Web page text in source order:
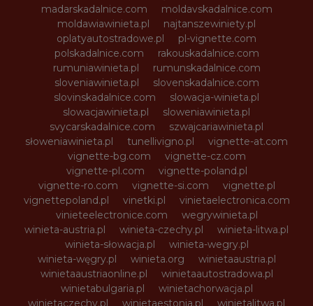
madarskadalnice.com
moldavskadalnice.com
moldawiawinieta.pl
najtanszewiniety.pl
oplatyautostradowe.pl
pl-vignette.com
polskadalnice.com
rakouskadalnice.com
rumuniawinieta.pl
rumunskadalnice.com
sloveniawinieta.pl
slovenskadalnice.com
slovinskadalnice.com
slowacja-winieta.pl
slowacjawinieta.pl
sloweniawinieta.pl
svycarskadalnice.com
szwajcariawinieta.pl
słoweniawinieta.pl
tunellivigno.pl
vignette-at.com
vignette-bg.com
vignette-cz.com
vignette-pl.com
vignette-poland.pl
vignette-ro.com
vignette-si.com
vignette.pl
vignettepoland.pl
vinetki.pl
vinietaelectronica.com
vinieteelectronice.com
wegrywinieta.pl
winieta-austria.pl
winieta-czechy.pl
winieta-litwa.pl
winieta-słowacja.pl
winieta-wegry.pl
winieta-węgry.pl
winieta.org
winietaaustria.pl
winietaaustriaonline.pl
winietaautostradowa.pl
winietabulgaria.pl
winietachorwacja.pl
winietaczechy.pl
winietaestonia.pl winietalitwa.pl